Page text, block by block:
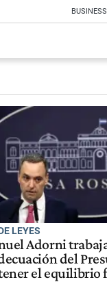
BUSINESS
LEYES
Adorni
del
el equilibrio